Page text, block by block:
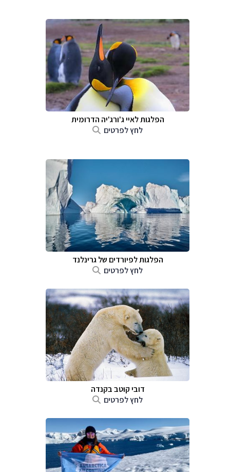
הפלגות לאיי ג'ורג'יה הדרומית
לחץ לפרטים
הפלגות לפיורדים של גרינלנד
לחץ לפרטים
דובי קוטב בקנדה
לחץ לפרטים